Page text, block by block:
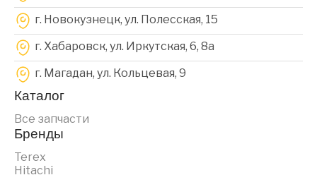
г. Новокузнецк, ул. Полесская, 15
г. Хабаровск, ул. Иркутская, 6, 8a
г. Магадан, ул. Кольцевая, 9
Каталог
Все запчасти
Бренды
Terex
Hitachi